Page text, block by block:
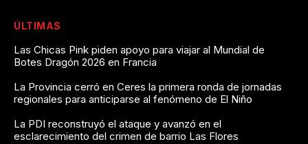
ÚLTIMAS
Las Chicas Pink piden apoyo para viajar al Mundial de
Botes Dragón 2026 en Francia
La Provincia cerró en Ceres la primera ronda de jornadas
regionales para anticiparse al fenómeno de El Niño
La PDI reconstruyó el ataque y avanzó en el
esclarecimiento del crimen de barrio Las Flores